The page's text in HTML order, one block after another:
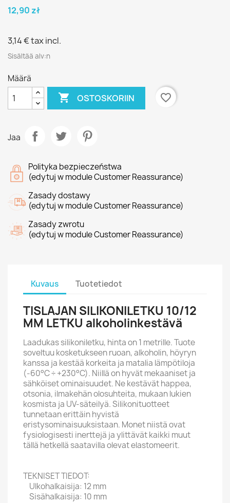
12,90 zł
3,14 €tax incl.
Sisältää alv:n
Määrä
 OSTOSKORIIN favorite_border
Jaa
Polityka bezpieczeństwa
(edytuj w module Customer Reassurance)
Zasady dostawy
(edytuj w module Customer Reassurance)
Zasady zwrotu
(edytuj w module Customer Reassurance)
Kuvaus Tuotetiedot
TISLAJAN SILIKONILETKU 10/12
MM LETKU alkoholinkestävä
Laadukas silikoniletku, hinta on 1 metrille. Tuote
soveltuu kosketukseen ruoan, alkoholin, höyryn
kanssa ja kestää korkeita ja matalia lämpötiloja
(-60°C ÷ +230°C). Niillä on hyvät mekaaniset ja
sähköiset ominaisuudet. Ne kestävät happea,
otsonia, ilmakehän olosuhteita, mukaan lukien
kosmista ja UV-säteilyä. Silikonituotteet
tunnetaan erittäin hyvistä
eristysominaisuuksistaan. Monet niistä ovat
fysiologisesti inerttejä ja ylittävät kaikki muut
tällä hetkellä saatavilla olevat elastomeerit.
TEKNISET TIEDOT:
Ulkohalkaisija: 12 mm
Sisähalkaisija: 10 mm